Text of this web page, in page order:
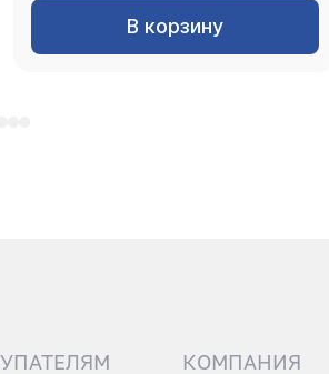
В корзину
КОМПАНИЯ